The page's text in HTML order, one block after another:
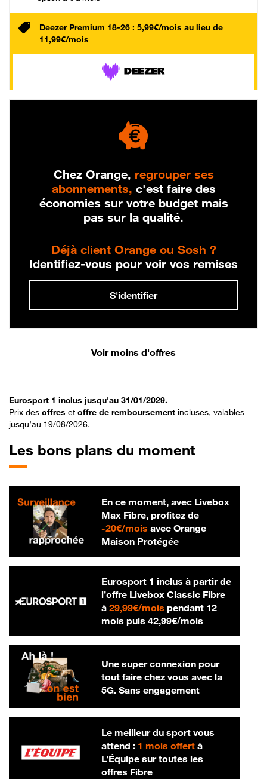
Deezer Premium 18-26 : 5,99€/mois au lieu de
11,99€/mois
Chez Orange, regrouper ses
abonnements, c'est faire des
économies sur votre budget mais
pas sur la qualité.
Déjà client Orange ou Sosh ?
Identifiez-vous pour voir vos remises
S'identifier
Voir moins d'offres
Eurosport 1 inclus jusqu'au 31/01/2029.
Prix des offres et offre de remboursement incluses, valables
jusqu’au 19/08/2026.
Les bons plans du moment
En ce moment, avec Livebox
Max Fibre, profitez de
-20€/mois20 € par mois
avec Orange
Maison Protégée
Eurosport 1 inclus à partir de
l’offre Livebox Classic Fibre
à 29,99€/mois29,99 € par mois
pendant 12
mois puis 42,99€/mois42,99 € par
Une super connexion pour
tout faire chez vous avec la
5G. Sans engagement
Le meilleur du sport vous
attend : 1 mois offertà
L’Équipe sur toutes les
offres Fibre